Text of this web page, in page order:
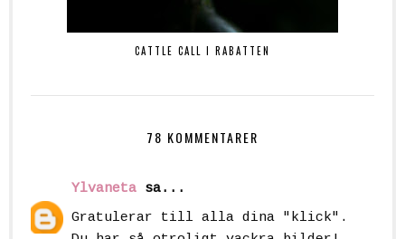
CATTLE CALL I RABATTEN
78 KOMMENTARER
Ylvaneta sa...
Gratulerar till alla dina "klick".